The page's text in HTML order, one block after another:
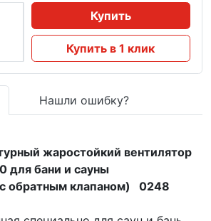
Купить
Купить в 1 клик
Нашли ошибку?
жаростойкий вентилятор
для бани и сауны
обратным клапаном) 0248